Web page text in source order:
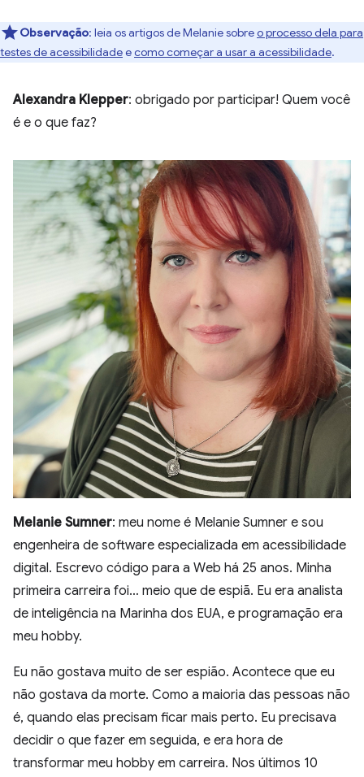
Observação: leia os artigos de Melanie sobreo processo dela para
testes de acessibilidadeecomo começar a usar a acessibilidade.
Alexandra Klepper: obrigado por participar! Quem você
é e o que faz?
Melanie Sumner: meu nome é Melanie Sumner e sou
engenheira de software especializada em acessibilidade
digital. Escrevo código para a Web há 25 anos. Minha
primeira carreira foi… meio que de espiã. Eu era analista
de inteligência na Marinha dos EUA, e programação era
meu hobby.
Eu não gostava muito de ser espião. Acontece que eu
não gostava da morte. Como a maioria das pessoas não
é, quando elas precisam ficar mais perto. Eu precisava
decidir o que fazer em seguida, e era hora de
transformar meu hobby em carreira. Nos últimos 10